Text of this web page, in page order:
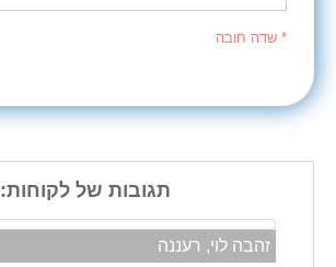
* שדה חובה
תגובות של לקוחות:
זהבה לוי, רעננה